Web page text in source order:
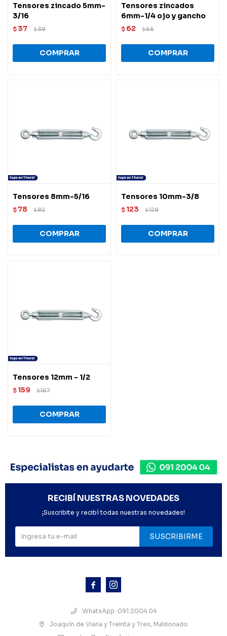
Tensores zincado 5mm-
3/16
$ 37 $39
Tensores zincados
6mm-1/4 ojo y gancho
$ 62 $65
Tensores 8mm-5/16
$ 78 $82
Tensores 10mm-3/8
$ 123 $129
Tensores 12mm - 1/2
$ 159 $167
 
WhatsApp: 091 2004 04
Joaquín de Viana y Treinta y Tres, Maldonado
RECIBÍ NUESTRAS NOVEDADES
¡Suscribite y recibí todas nuestras novedades!
SUSCRIBIRME